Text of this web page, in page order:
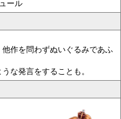
ール
作を問わずぬいぐるみであふ
な発言をすることも。